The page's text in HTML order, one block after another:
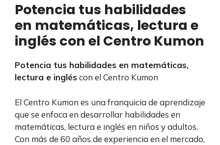
Potencia tus habilidades
en matemáticas, lectura e
inglés con el Centro Kumon
Potencia tus habilidades en matemáticas,
lectura e inglés con el Centro Kumon
El Centro Kumon es una franquicia de aprendizaje
que se enfoca en desarrollar habilidades en
matemáticas, lectura e inglés en niños y adultos.
Con más de 60 años de experiencia en el mercado,